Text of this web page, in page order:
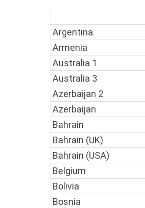
Argentina
Armenia
Australia 1
Australia 3
Azerbaijan 2
Azerbaijan
Bahrain
Bahrain (UK)
Bahrain (USA)
Belgium
Bolivia
Bosnia